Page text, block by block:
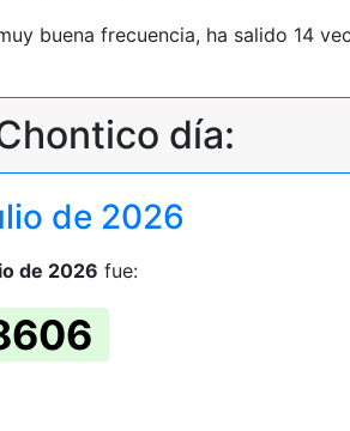
buena frecuencia, ha salido 14
día:
de 2026
de 2026 fue: